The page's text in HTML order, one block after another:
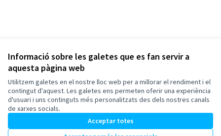
Informació sobre les galetes que es fan servir a
aquesta pàgina web
Utilitzem galetes en el nostre lloc web per a millorar el rendiment i el
contingut d'aquest. Les galetes ens permeten oferir una experiència
d'usuari i uns continguts més personalitzats des dels nostres canals
de xarxes socials.
Acceptar totes
Termes i condicions d'ús
Configuració de les galetes
Esplugues de Llobregat a X
(Enllaç extern)
Esplugues de Llobregat a Facebook
(Enllaç extern)
Esplugues de Llobregat a Instagram
(Enllaç extern)
Esplugues de Llobregat a YouTube
(Enllaç extern)
Triar la llenguaElegir el idioma